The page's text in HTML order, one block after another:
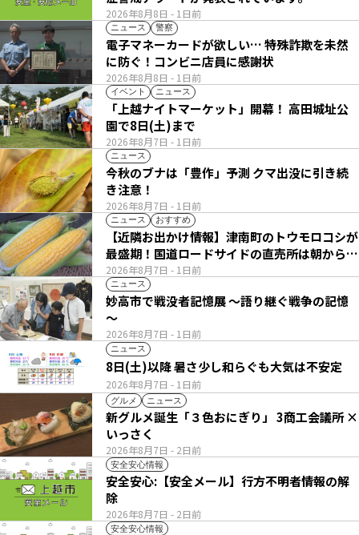
2026年8月8日 - 1日前
ニュース 警察
2026年8月8日 - 1日前
電子マネーカードが欲しい… 特殊詐欺を未然
に防ぐ！コンビニ店員に感謝状
イベント ニュース
2026年8月7日 - 1日前
「上越ナイトマーケット」開幕！ 高田城址公
園で8日(土)まで
ニュース
2026年8月7日 - 1日前
今秋のブナは「豊作」予測 クマ出没に引き続
き注意！
ニュース おすすめ
2026年8月7日 - 1日前
【近隣お出かけ情報】津南町のトウモロコシが
最盛期！国道ロードサイドの直売所は朝から長
い列
ニュース
2026年8月7日 - 1日前
妙高市で戦没者記憶展 ～語り継ぐ戦争の記憶
～
ニュース
2026年8月7日 - 1日前
8日(土)以降 暑さ少し和らぐも大気は不安定
グルメ ニュース
2026年8月7日 - 2日前
新グルメ誕生「３色おにぎり」 3商工会議所 ×
いっさく
安全安心情報
2026年8月7日 - 2日前
安全安心:【安全メール】行方不明者情報の解
除
安全安心情報